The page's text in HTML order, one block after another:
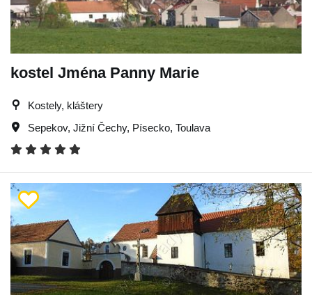
kostel Jména Panny Marie
Kostely, kláštery
Sepekov, Jižní Čechy, Písecko, Toulava